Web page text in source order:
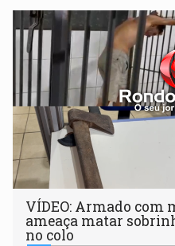
VÍDEO: Armado com
ameaça matar
no colo